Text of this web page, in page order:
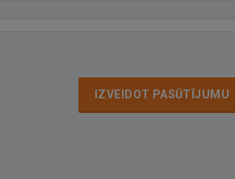
IZVEIDOT PASŪTĪJUMU